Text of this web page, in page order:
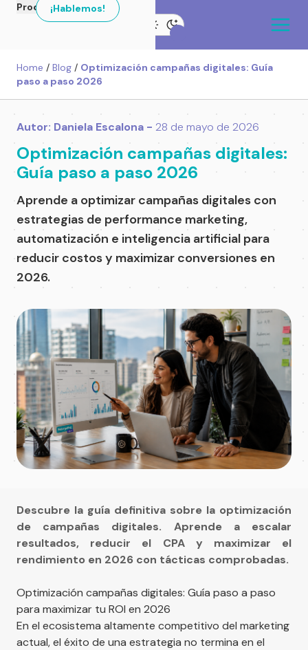
Productos¡Hablemos!
Home / Blog / Optimización campañas digitales: Guía
paso a paso 2026
Autor: Daniela Escalona - 28 de mayo de 2026
Optimización campañas digitales:
Guía paso a paso 2026
Aprende a optimizar campañas digitales con
estrategias de performance marketing,
automatización e inteligencia artificial para
reducir costos y maximizar conversiones en
2026.
Descubre la guía definitiva sobre la optimización
de campañas digitales. Aprende a escalar
resultados, reducir el CPA y maximizar el
rendimiento en 2026 con tácticas comprobadas.
Optimización campañas digitales: Guía paso a paso
para maximizar tu ROI en 2026
En el ecosistema altamente competitivo del marketing
actual, el éxito de una estrategia no termina en el